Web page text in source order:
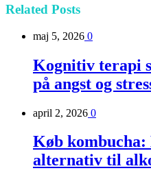
Related Posts
maj 5, 2026 0
Kognitiv terapi
på angst og
april 2, 2026 0
Køb
alternativ til